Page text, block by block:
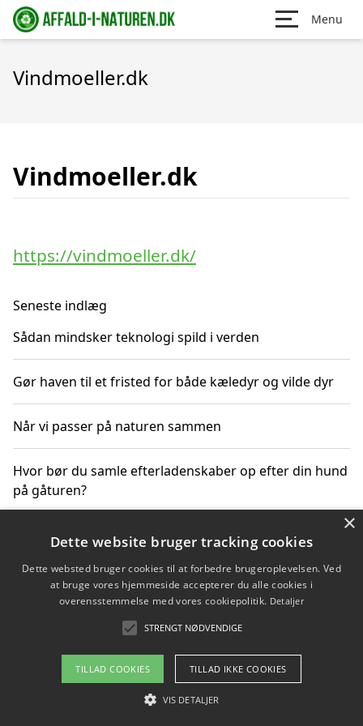
Menu
Vindmoeller.dk
Vindmoeller.dk
https://vindmoeller.dk/
Seneste indlæg
Sådan mindsker teknologi spild i verden
Gør haven til et fristed for både kæledyr og vilde dyr
Når vi passer på naturen sammen
Hvor bør du samle efterladenskaber op efter din hund
på gåturen?
Sådan rydder du effektivt op efter et stort event
Copyright 2026 - Pilanto Aps
Om / kontakt
Blog Betingelser
×
Dette website bruger tracking cookies
Dette websted bruger cookies til at forbedre brugeroplevelsen. Ved
at bruge vores hjemmeside accepterer du alle cookies i
overensstemmelse med vores cookiepolitik. Detaljer
STRENGT NØDVENDIGE
TILLAD COOKIES TILLAD IKKE COOKIES
VIS DETALJER